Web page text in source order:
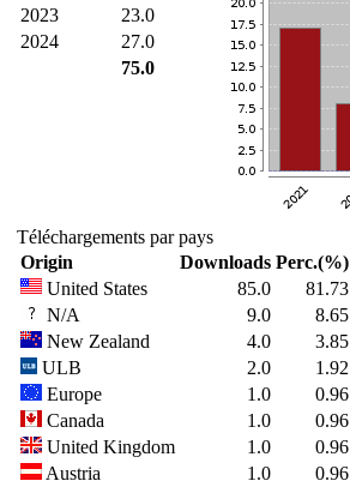
2023
23.0
2024
27.0
75.0
Téléchargements par pays
Origin
Downloads Perc.(%)
United States
85.0
81.73
N/A
9.0
8.65
New Zealand
4.0
3.85
ULB
2.0
1.92
Europe
1.0
0.96
Canada
1.0
0.96
United Kingdom
1.0
0.96
Austria
1.0
0.96